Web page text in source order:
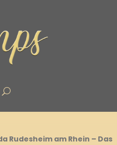
Rudesheim am Rhein – Das